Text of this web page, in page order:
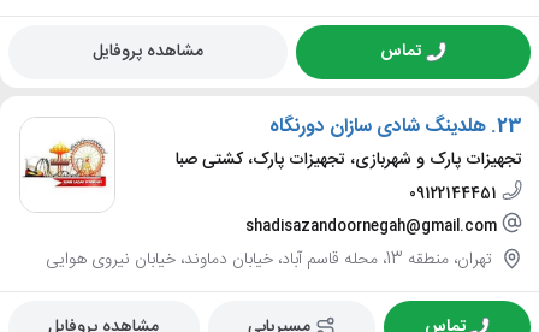
تماس مشاهده پروفایل
23. هلدینگ شادی سازان دورنگاه
تجهیزات پارک و شهربازی، تجهیزات پارک، کشتی صبا
09122144451
shadisazandoornegah@gmail.com
تهران، منطقه 13، محله قاسم آباد، خیابان دماوند، خیابان نیروی هوایی